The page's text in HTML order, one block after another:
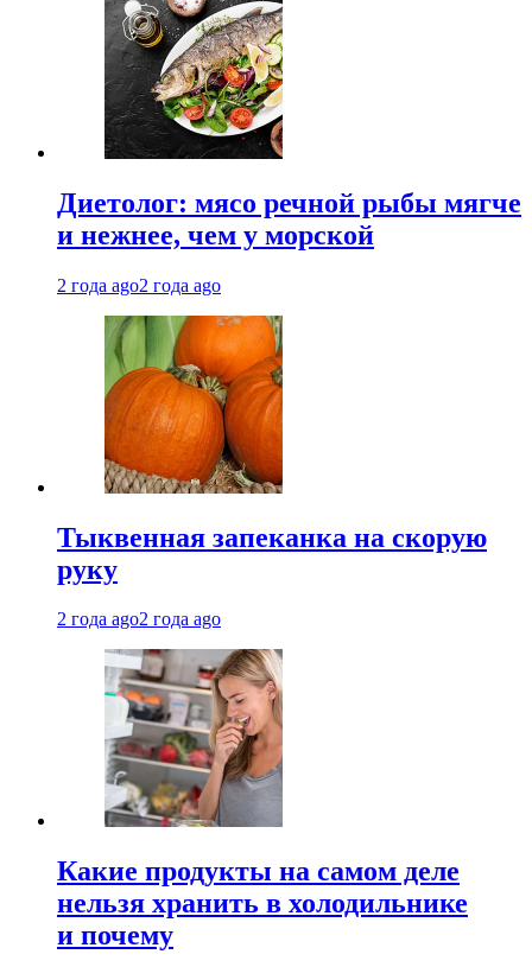
Диетолог: мясо речной рыбы мягче
и нежнее, чем у морской
2 года ago2 года ago
Тыквенная запеканка на скорую
руку
2 года ago2 года ago
Какие продукты на самом деле
нельзя хранить в холодильнике
и почему